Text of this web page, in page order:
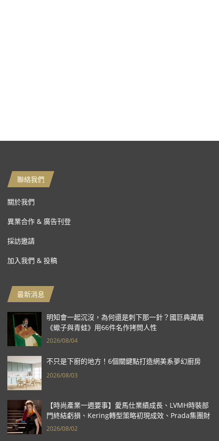
聯絡我們
關於我們
異業合作 & 廣告刊登
採訪邀請
加入我們 & 投稿
最新消息
明知會一起沉沒，為何還是刺下那一針？國巨典藏展
《蠍子與青蛙》用66件名作拷問人性
2026/08/04
不只是下廚的地方！6個關鍵點打造網美系夢幻廚房
2026/08/03
【時尚產業一週要事】愛馬仕業績成長、LVMH時裝部
門終結虧損、Kering轉型策略初現成效、Prada集團財
報亮眼
2026/08/02